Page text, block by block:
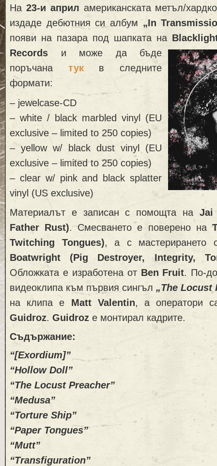
На 23-и април американската метъл/
издаде дебютния си албум„In
появи на пазара под шапката на
Records и може да бъде
поръчана тукв следните
формати:
– jewelcase-CD
– white / black marbled vinyl (EU
exclusive – limited to 250 copies)
– yellow w/ black dust vinyl (EU
exclusive – limited to 250 copies)
– clear w/ pink and black splatter
vinyl (US exclusive)
Материалът е записан с помощта на Jai
Father Rust). Смесването е поверено на
Twitching Tongues), а с
Boatwright (Pig Destroyer, Integrity,
Обложката е изработена от Ben Fruit. По-
видеоклипа към първия сингъл „The Locust
на клипа е Matt Valentin, а оператори
Guidroz. Guidroz е монтирал кадрите.
Съдържание:
“[Exordium]”
“Hollow Doll”
“The Locust Preacher”
“Medusa”
“Torture Ship”
“Paper Tongues”
“Mutt”
“Transfiguration”